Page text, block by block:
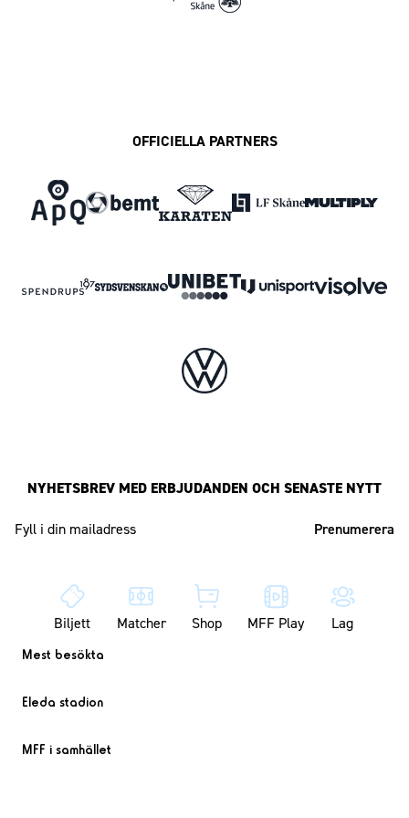
OFFICIELLA PARTNERS
NYHETSBREV MED ERBJUDANDEN OCH SENASTE NYTT
Biljett Matcher Shop MFF Play Lag
Mest besökta
Eleda stadion
MFF i samhället